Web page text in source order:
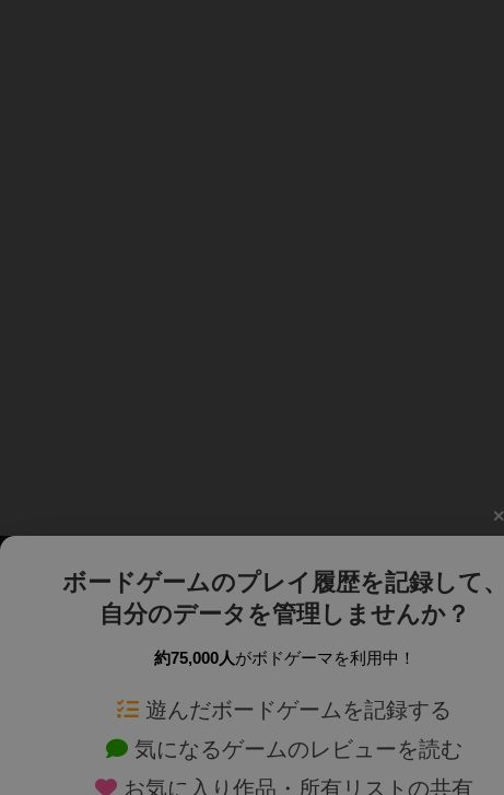
ボードゲームのプレイ履歴を記録して、
自分のデータを管理しませんか？
約75,000人がボドゲーマを利用中！
遊んだボードゲームを記録する
気になるゲームのレビューを読む
お気に入り作品・所有リストの共有
ボードゲームを検索する 新作・再入荷情報